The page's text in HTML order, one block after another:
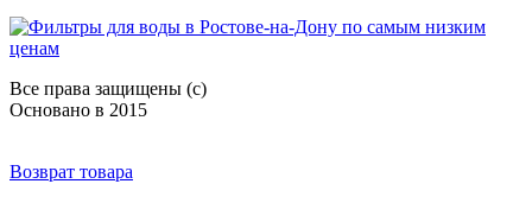
Все права защищены (с)
Основано в 2015
Возврат товара